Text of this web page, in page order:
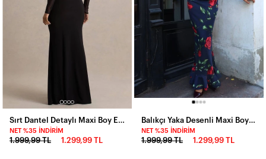
NET %35 İNDIRIM
1.999,99 TL 1.299,99 TL
NET %35 İNDIRIM
1.999,99 TL 1.299,99 TL